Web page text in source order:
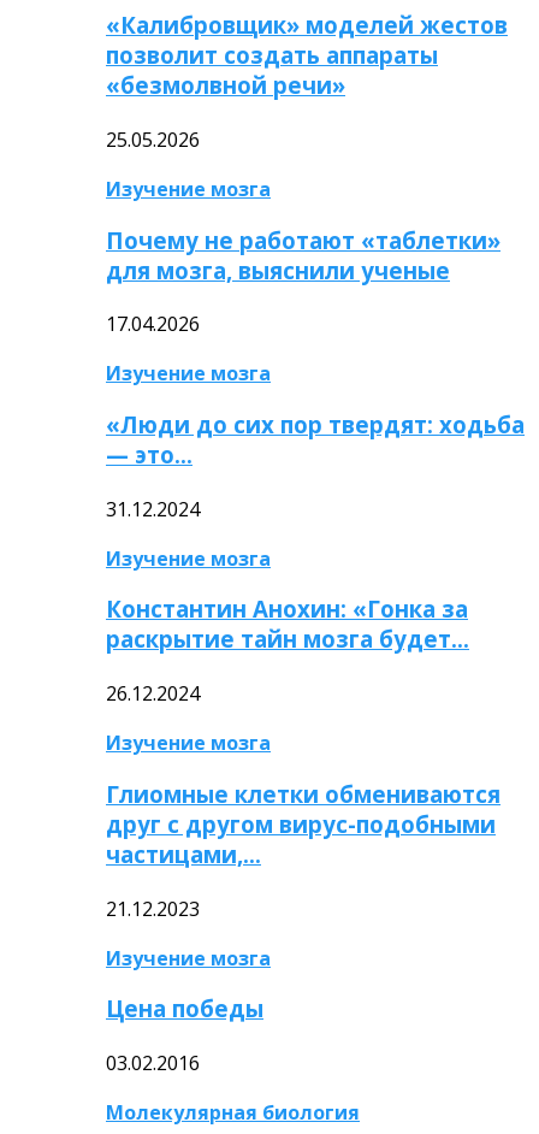
«Калибровщик» моделей жестов
позволит создать аппараты
«безмолвной речи»
25.05.2026
Изучение мозга
Почему не работают «таблетки»
для мозга, выяснили ученые
17.04.2026
Изучение мозга
«Люди до сих пор твердят: ходьба
— это…
31.12.2024
Изучение мозга
Константин Анохин: «Гонка за
раскрытие тайн мозга будет…
26.12.2024
Изучение мозга
Глиомные клетки обмениваются
друг с другом вирус-подобными
частицами,…
21.12.2023
Изучение мозга
Цена победы
03.02.2016
Молекулярная биология